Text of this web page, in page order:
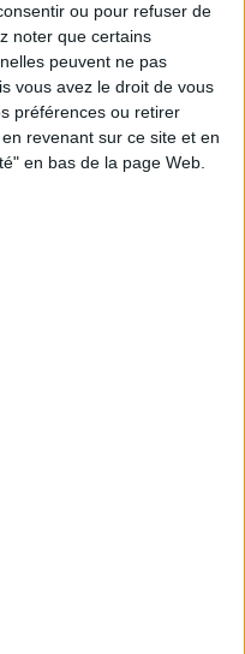
ou pour refuser de
noter que certains
peuvent ne pas
vous avez le droit de vous
préférences ou retirer
revenant sur ce site et en
en bas de la page Web.
WEEKEND